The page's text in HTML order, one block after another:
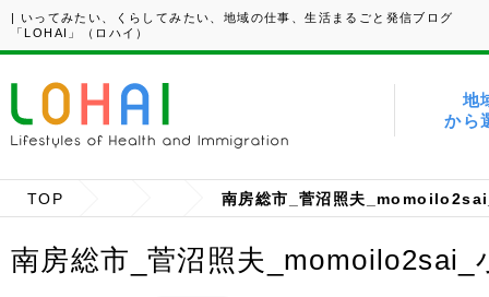
| いってみたい、くらしてみたい、地域の仕事、生活まるごと発信ブログ
「LOHAI」（ロハイ）
地
から
TOP 南房総市_菅沼照夫
南房総市_菅沼照夫_momoilo2sai_